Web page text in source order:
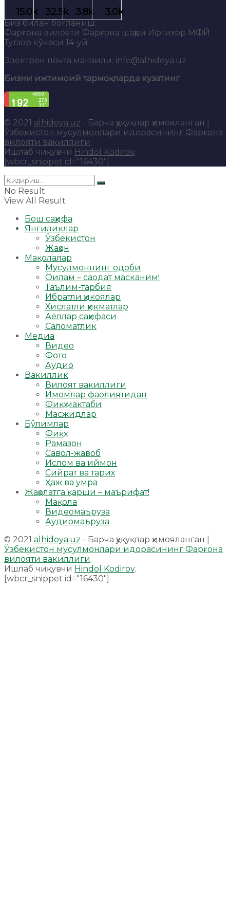
Биз билан боғланиш:
Фарғона вилояти Фарғона шаҳри Ифтихор МФЙ
Тутзор кўчаси 14-уй
Электрон почта манзили: info@alhidoya.uz
Бизни ижтимоий тармоқларда кузатинг
© 2021 alhidoya.uz - Барча ҳуқуқлар ҳимояланган |
Ўзбекистон мусулмонлари идорасининг Фарғона
вилояти вакиллиги.
Ишлаб чиқувчи Hindol Kodirov.
[wbcr_snippet id="16430"]
No Result
View All Result
Бош саҳифа
Янгиликлар
Ўзбекистон
Жаҳон
Мақолалар
Мусулмоннинг одоби
Оилам – саодат масканим!
Таълим-тарбия
Ибратли ҳикоялар
Хислатли ҳикматлар
Аёллар саҳифаси
Саломатлик
Медиа
Видео
Фото
Аудио
Вакиллик
Вилоят вакиллиги
Имомлар фаолиятидан
Фиқҳ мактаби
Масжидлар
Бўлимлар
Фиқҳ
Рамазон
Савол-жавоб
Ислом ва иймон
Сийрат ва тарих
Ҳаж ва умра
Жаҳолатга қарши – маърифат!
Мақола
Видеомаъруза
Аудиомаъруза
© 2021 alhidoya.uz - Барча ҳуқуқлар ҳимояланган |
Ўзбекистон мусулмонлари идорасининг Фарғона
вилояти вакиллиги.
Ишлаб чиқувчи Hindol Kodirov.
[wbcr_snippet id="16430"]